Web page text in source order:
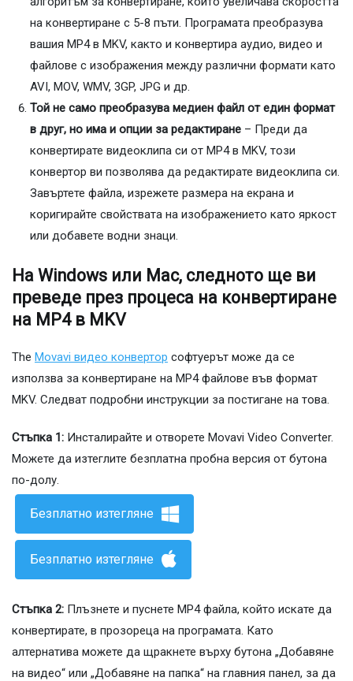
на конвертиране с 5-8 пъти. Програмата преобразува
вашия MP4 в MKV, както и конвертира аудио, видео и
файлове с изображения между различни формати като
AVI, MOV, WMV, 3GP, JPG и др.
Той не само преобразува медиен файл от един формат
в друг, но има и опции за редактиране – Преди да
конвертирате видеоклипа си от MP4 в MKV, този
конвертор ви позволява да редактирате видеоклипа си.
Завъртете файла, изрежете размера на екрана и
коригирайте свойствата на изображението като яркост
или добавете водни знаци.
На Windows или Mac, следното ще ви
преведе през процеса на конвертиране
на MP4 в MKV
The Movavi видео конвертор софтуерът може да се
използва за конвертиране на MP4 файлове във формат
MKV. Следват подробни инструкции за постигане на това.
Стъпка 1: Инсталирайте и отворете Movavi Video Converter.
Можете да изтеглите безплатна пробна версия от бутона
по-долу.
Безплатно изтегляне
Безплатно изтегляне
Стъпка 2: Плъзнете и пуснете MP4 файла, който искате да
конвертирате, в прозореца на програмата. Като
алтернатива можете да щракнете върху бутона „Добавяне
на видео“ или „Добавяне на папка“ на главния панел, за да